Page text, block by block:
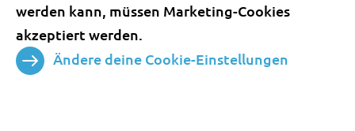
werden kann, müssen Marketing-Cookies
akzeptiert werden.
Ändere deine Cookie-Einstellungen